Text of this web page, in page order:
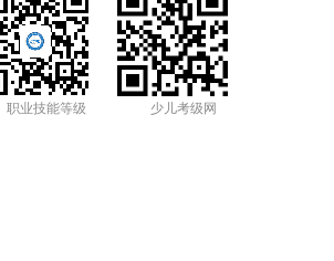
职业技能等级 少儿考级网